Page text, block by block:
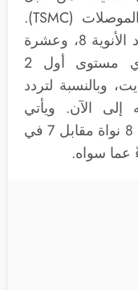
الشركة التايوانية لصناعة أشباه الموصلات (TSMC).
وياتي بتقنية تصنيع 7 نانومتر، وعدد الأنوية 8، وعشرة
مليار ترانزستور، وكاش ميموري مستوى أول 2
ثاني 8 ميجابايت، وبالنسبة لتردد
إلى الآن. ويأتي
المعالج مع وحدة معالجة رسومات 8 نواة مقابل 7 في